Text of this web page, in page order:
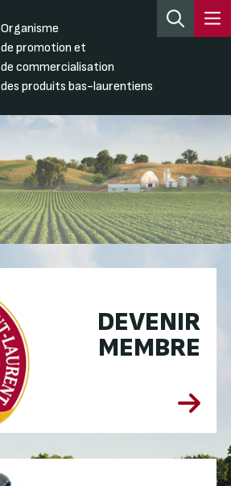
Organisme
de promotion et
de commercialisation
des produits bas-laurentiens
DEVENIR
MEMBRE